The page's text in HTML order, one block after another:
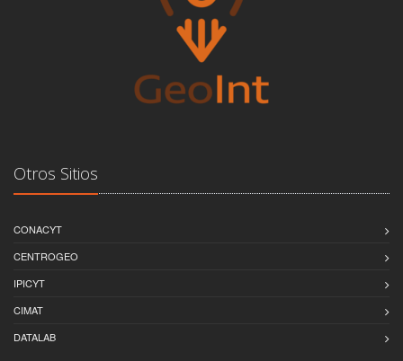
Otros Sitios
CONACYT
CENTROGEO
IPICYT
CIMAT
DATALAB